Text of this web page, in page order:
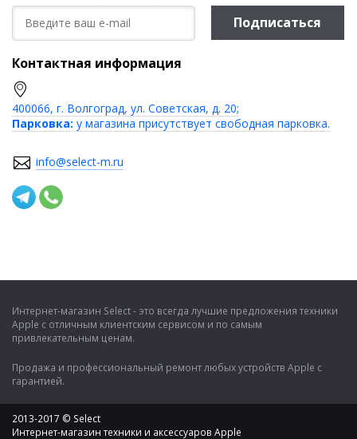
Подписаться
Контактная информация
400066, г. Волгоград, ул. Советская, д. 20;
Парковка: у магазина присутствует свободная парковка.
info@select-m.ru
Интернет-магазин Select - это всегда лучшие предложения техники
Apple с отличным клиентским сервисом и по самым
привлекательным ценам.
Продажа и профессиональный ремонт любых устройств Apple с
гарантией.
2013-2017 © Select
Интернет-магазин техники и аксессуаров Apple